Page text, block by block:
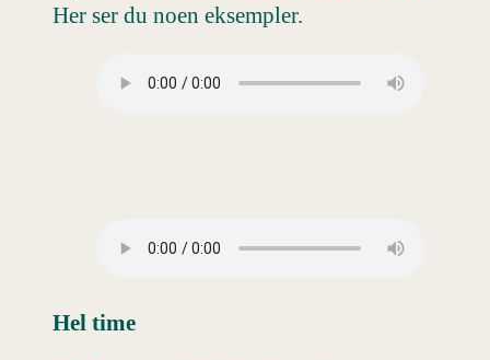
Her ser du noen eksempler.
Hel time